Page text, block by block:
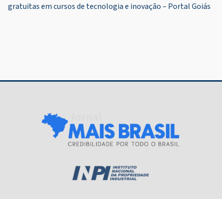
Post
gratuitas em cursos de tecnologia e inovação – Portal Goiás